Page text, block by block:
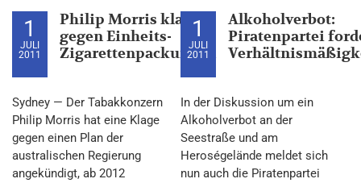
1
JULI
2011
Philip Morris klagt
gegen Einheits-
Zigarettenpackungen
Sydney — Der Tabakkonzern
Philip Morris hat eine Klage
gegen einen Plan der
australischen Regierung
angekündigt, ab 2012
1
JULI
2011
Alkoholverbot:
Piratenpartei
In der Diskussion um ein
Alkoholverbot an der
Seestraße und am
Heroségelände meldet sich
nun auch die Piratenpartei